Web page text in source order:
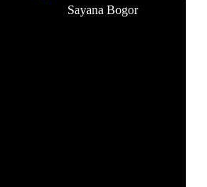
Sayana Bogor